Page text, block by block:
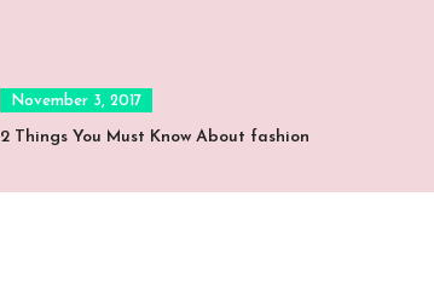
Posted
on
November 3, 2017
2 Things You Must Know About fashion